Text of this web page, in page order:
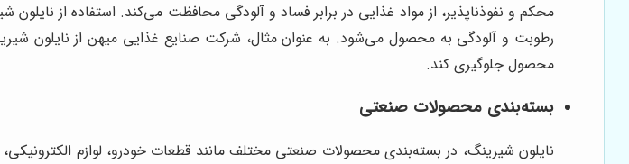
محکم و نفوذناپذیر، از مواد غذایی در برابر فساد و آلودگی محافظت می‌کند. استفاده از
رطوبت و آلودگی به محصول می‌شود. به عنوان مثال، شرکت صنایع غذایی میهن از نایلون
محصول جلوگیری کند.
بسته‌بندی محصولات صنعتی
نایلون شیرینگ، در بسته‌بندی محصولات صنعتی مختلف مانند قطعات خودرو، لوازم الکترونیکی،